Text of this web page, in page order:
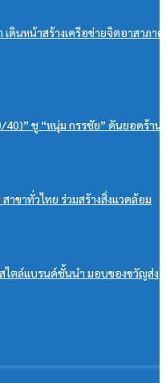
ดินหน้าสร้างเครือข่ายจิตอาสาภาค
40)” ชู “หนุ่ม กรรชัย” ดันยอดร้าน
าขาทั่วไทย ร่วมสร้างสิ่งแวดล้อม
ตล์แบรนด์ชั้นนำ มอบของขวัญส่ง